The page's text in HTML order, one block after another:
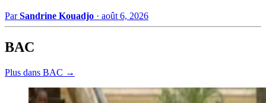
ParSandrine Kouadjo · août 6, 2026
BAC
Plus dans BAC →